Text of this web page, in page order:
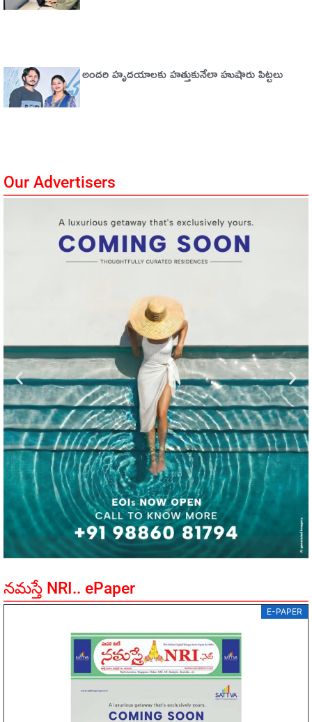
అందరి హృదయాలకు హత్తుకునేలా హుషారు పిట్టలు
Our Advertisers
నమస్తే NRI.. ePaper
E-PAPER